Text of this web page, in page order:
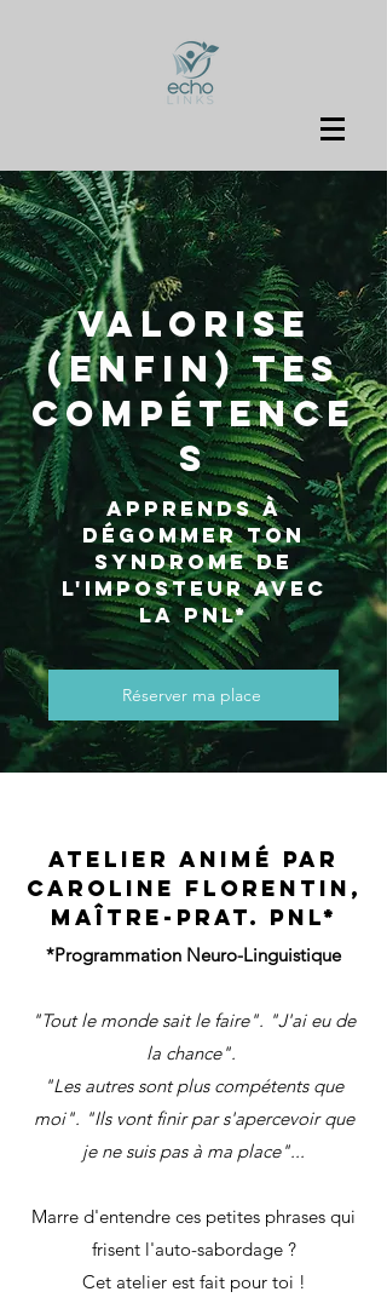
VALORISE
(enfin) TES
COMPÉTENCE
S
APPRENDS À
dégommer ton
syndrome de
l'imposteur avec
la pnl*
Réserver ma place
ATELIER ANIMÉ paR
CAROLINE FLORENTIN,
MAÎTRE-PRAT. PNL*
*Programmation Neuro-Linguistique
"Tout le monde sait le faire". "J'ai eu de
la chance".
"Les autres sont plus compétents que
moi". "Ils vont finir par s'apercevoir que
je ne suis pas à ma place"...
Marre d'entendre ces petites phrases qui
frisent l'auto-sabordage ?
Cet atelier est fait pour toi !